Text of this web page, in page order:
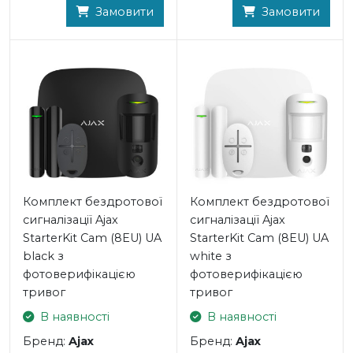
Історія подій.
Захист системи від вірусів і вторгнень.
Модуль GSM на 2 sim-карти з автоматичним
системи навіть при вимкненні інтернету.
Корпус захищений від розкриття тампером.
Час роботи на резервному живленні – до 16 годин.
Підключення датчиків в 1 клік за допомогою QR-кодів.
Відгук датчиків перевіряється пінгами частотою від 12
секунд.
ХАРАКТЕРИСТИКИ Ajax StarterKit Plus
ЦЕНТРАЛЬ Ajax Hub Plus white
- Максимальна кількість бездротових пристроїв
(датчиків, брелоків, клавіатур і тощо): 150
- Максимальна кількість підключених камер: 50
- Максимальна кількість користувачів: 99
- Частота бездротових датчиків: протокол Jeweller
Замовити
Замовити
Комплект бездротової
сигналізації Ajax
StarterKit Cam (8EU) UA
black з
фотоверифікацією
тривог
В наявності
Бренд: Ajax
Комплект бездротової
сигналізації Ajax
StarterKit Cam (8EU) UA
white з
фотоверифікацією
тривог
В наявності
Бренд: Ajax